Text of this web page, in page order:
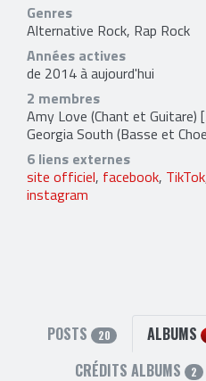
Genres
Alternative Rock, Rap Rock
Années actives
de 2014 à aujourd'hui
2 membres
Amy Love (Chant et Guitare)
Georgia South (Basse et
6 liens externes
site officiel, facebook, TikTok
instagram
POSTS 20 ALBUMS
CRÉDITS ALBUMS 2